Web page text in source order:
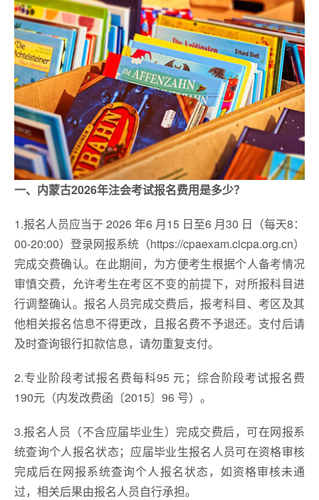
一、内蒙古2026年注会考试报名费用是多少？
1.报名人员应当于 2026 年6 月15 日至6 月30 日（每天8：
00-20:00）登录网报系统（https://cpaexam.cicpa.org.cn）
完成交费确认。在此期间，为方便考生根据个人备考情况
审慎交费，允许考生在考区不变的前提下，对所报科目进
行调整确认。报名人员完成交费后，报考科目、考区及其
他相关报名信息不得更改，且报名费不予退还。支付后请
及时查询银行扣款信息，请勿重复支付。
2.专业阶段考试报名费每科95 元；综合阶段考试报名费
190元（内发改费函〔2015〕96 号）。
3.报名人员（不含应届毕业生）完成交费后，可在网报系
统查询个人报名状态；应届毕业生报名人员可在资格审核
完成后在网报系统查询个人报名状态，如资格审核未通
过，相关后果由报名人员自行承担。